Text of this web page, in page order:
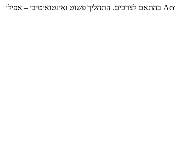
מארז נגיש, מיועד לפתיחה ביד אחת. תהליך ההדרכה למשתמשים חדשים נגיש בקלות מכל קונסולת PS5 כדי לעזור לגיימרים או למטפלים שלהם להגדיר את הבקר Access בהתאם לצרכים. התהליך פשוט ואינטואיטיבי – אפילו